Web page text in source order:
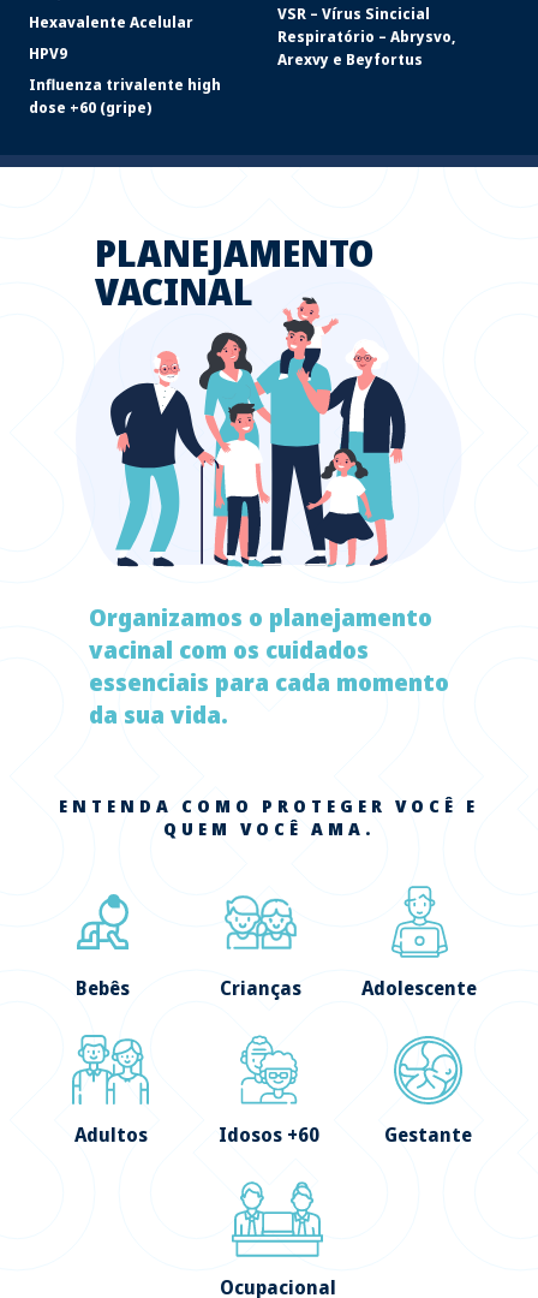
Hexavalente Acelular
HPV9
Influenza trivalente high
dose +60 (gripe)
VSR – Vírus Sincicial
Respiratório – Abrysvo,
Arexvy e Beyfortus
PLANEJAMENTO
VACINAL
Organizamos o planejamento
vacinal com os cuidados
essenciais para cada momento
da sua vida.
ENTENDA COMO PROTEGER VOCÊ E
QUEM VOCÊ AMA.
Bebês Crianças Adolescente
Adultos Idosos +60 Gestante
Ocupacional